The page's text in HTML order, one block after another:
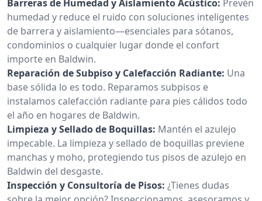
Barreras de Humedad y Aislamiento Acústico: Prevén
humedad y reduce el ruido con soluciones inteligentes
de barrera y aislamiento—esenciales para sótanos,
condominios o cualquier lugar donde el confort
importe en Baldwin.
Reparación de Subpiso y Calefacción Radiante: Una
base sólida lo es todo. Reparamos subpisos e
instalamos calefacción radiante para pies cálidos todo
el año en hogares de Baldwin.
Limpieza y Sellado de Boquillas: Mantén el azulejo
impecable. La limpieza y sellado de boquillas previene
manchas y moho, protegiendo tus pisos de azulejo en
Baldwin del desgaste.
Inspección y Consultoría de Pisos: ¿Tienes dudas